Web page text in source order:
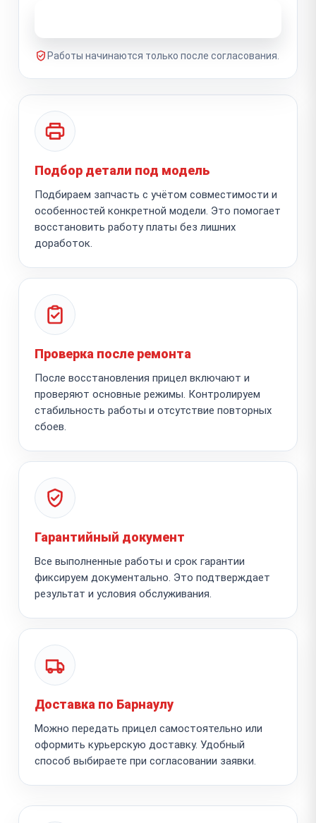
Работы начинаются только после согласования.
Подбор детали под модель
Подбираем запчасть с учётом совместимости и
особенностей конкретной модели. Это помогает
восстановить работу платы без лишних
доработок.
Проверка после ремонта
После восстановления прицел включают и
проверяют основные режимы. Контролируем
стабильность работы и отсутствие повторных
сбоев.
Гарантийный документ
Все выполненные работы и срок гарантии
фиксируем документально. Это подтверждает
результат и условия обслуживания.
Доставка по Барнаулу
Можно передать прицел самостоятельно или
оформить курьерскую доставку. Удобный
способ выбираете при согласовании заявки.